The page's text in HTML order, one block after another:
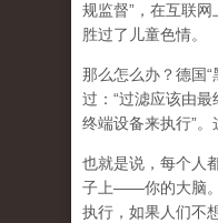
规监督”，在互联
胜过了儿童色情。
那么怎么办？德国“
过：“过滤应该由
终端设备来执行”。
也就是说，每个人
子上——你的大脑
执行，如果人们不